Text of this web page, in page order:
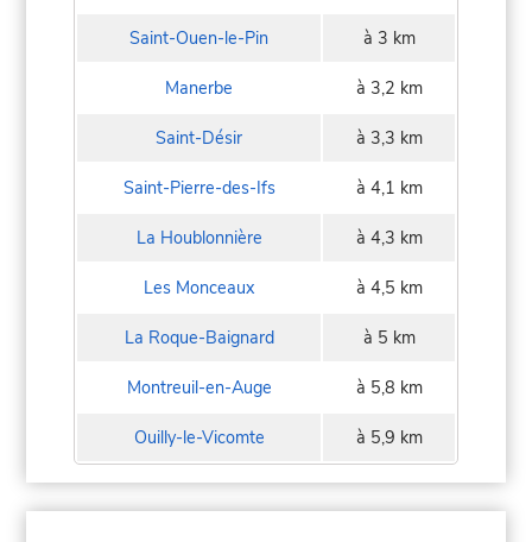
Saint-Ouen-le-Pin à 3 km
Manerbe à 3,2 km
Saint-Désir à 3,3 km
Saint-Pierre-des-Ifs à 4,1 km
La Houblonnière à 4,3 km
Les Monceaux à 4,5 km
La Roque-Baignard à 5 km
Montreuil-en-Auge à 5,8 km
Ouilly-le-Vicomte à 5,9 km